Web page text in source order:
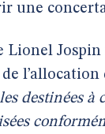
une
Lionel
l’allocation
destinées